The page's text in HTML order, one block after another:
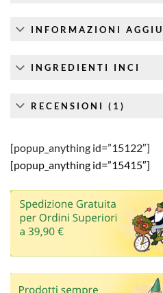
INFORMAZIONI
INGREDIENTI INCI
RECENSIONI (1)
[popup_anything id=”15122″]
[popup_anything id=”15415″]